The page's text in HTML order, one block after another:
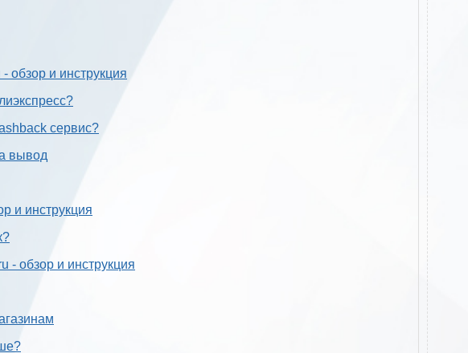
обзор и инструкция
сервис?
вывод
и инструкция
- обзор и инструкция